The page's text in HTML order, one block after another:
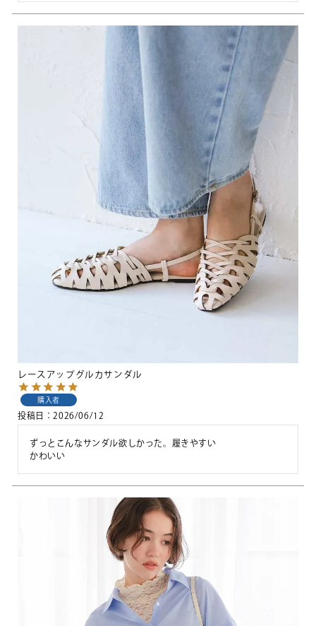
レースアップグルカサンダル
購入者
投稿日 2026/06/12
ずっとこんなサンダル欲しかった。履きやすい
かわいい